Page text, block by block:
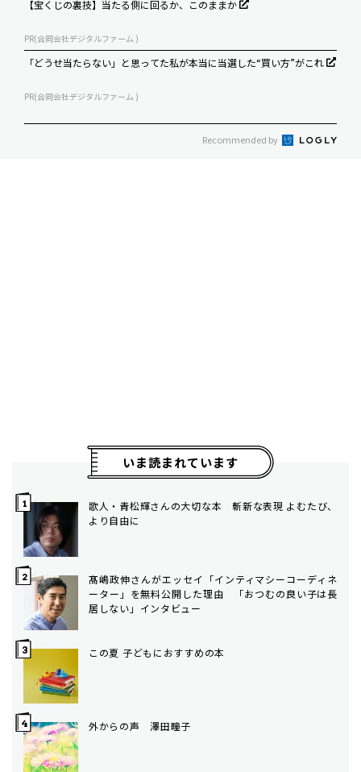
【宝くじの裏技】当たる側に回るか、このままか
PR(合同会社デジタルファーム )
「どうせ当たらない」と思ってた私が本当に当選した“買い方”がこれ
PR(合同会社デジタルファーム )
Recommended by
いま読まれています
歌人・青松輝さんの大切な本 斬新な表現 よむたび、
より自由に
髙嶋政伸さんがエッセイ「インティマシーコーディネ
ーター」を無料公開した理由 「おつむの良い子は長
居しない」インタビュー
この夏 子どもにおすすめの本
外からの声 澤田瞳子